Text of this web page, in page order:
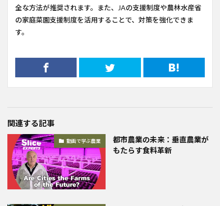
全な方法が推奨されます。また、JAの支援制度や農林水産省
の家庭菜園支援制度を活用することで、対策を強化できま
す。
関連する記事
動画で学ぶ農業
都市農業の未来：垂直農業が
もたらす食料革新